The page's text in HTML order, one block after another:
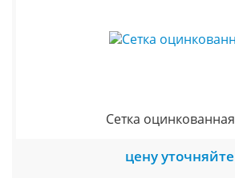
Сетка оцинкованная
цену уточняйте